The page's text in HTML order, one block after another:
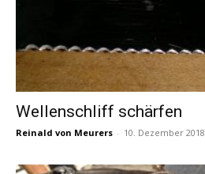
Wellenschliff schärfen
Reinald von Meurers - 10. Dezember 2018